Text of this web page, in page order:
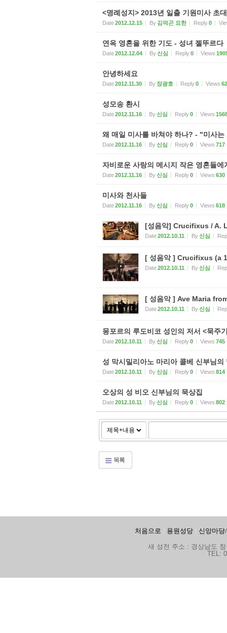
<명례성지> 2013년 일출 기원미사 초대
Date2012.12.15 By 김덕곤 요한 Reply0
연옥 영혼을 위한 기도 - 성녀 젤뚜르다
Date2012.12.04 By신심 Reply0 Views
안녕하세요
Date2012.11.30 By 장광호 Reply0 Views
성모송 환시
Date2012.11.16 By신심 Reply0 Views
왜 매일 미사를 바쳐야 하나? - "미사
Date2012.11.16 By신심 Reply0 Views 717
자비로운 사랑의 메시지 작은 영혼들에
Date2012.11.16 By신심 Reply0 Views 630
미사와 천사들
Date2012.11.16 By신심 Reply0 Views 618
[성음악] Crucifixus / A.
Date2012.10.11 By신심
[ 성음악 ] Crucifixus (a
Date2012.10.11 By신심
[ 성음악 ] Ave Maria
Date2012.10.11 By신심
몽포르의 루도비코 성인의 저서 <묵주
Date2012.10.11 By신심 Reply0 Views 745
성 막시밀리아노 마리아 콜베 신부님의
Date2012.10.11 By신심 Reply0 Views 814
오상의 성 비오 신부님의 묵상집
Date2012.10.11 By신심 Reply0 Views 802
목록
처음으로 용원성당 신앙마당
새 성전 주소 : 경상남도
TEL: